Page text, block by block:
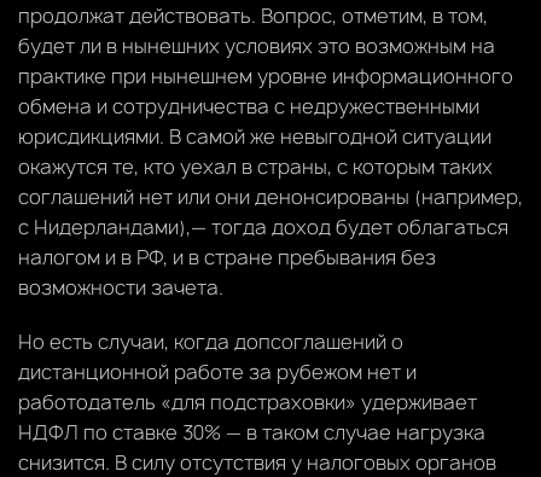
продолжат действовать. Вопрос, отметим, в том,
будет ли в нынешних условиях это возможным на
практике при нынешнем уровне информационного
обмена и сотрудничества с недружественными
юрисдикциями. В самой же невыгодной ситуации
окажутся те, кто уехал в страны, с которым таких
соглашений нет или они денонсированы (например,
с Нидерландами),— тогда доход будет облагаться
налогом и в РФ, и в стране пребывания без
возможности зачета.
Но есть случаи, когда допсоглашений о
дистанционной работе за рубежом нет и
работодатель «для подстраховки» удерживает
НДФЛ по ставке 30% — в таком случае нагрузка
снизится. В силу отсутствия у налоговых органов